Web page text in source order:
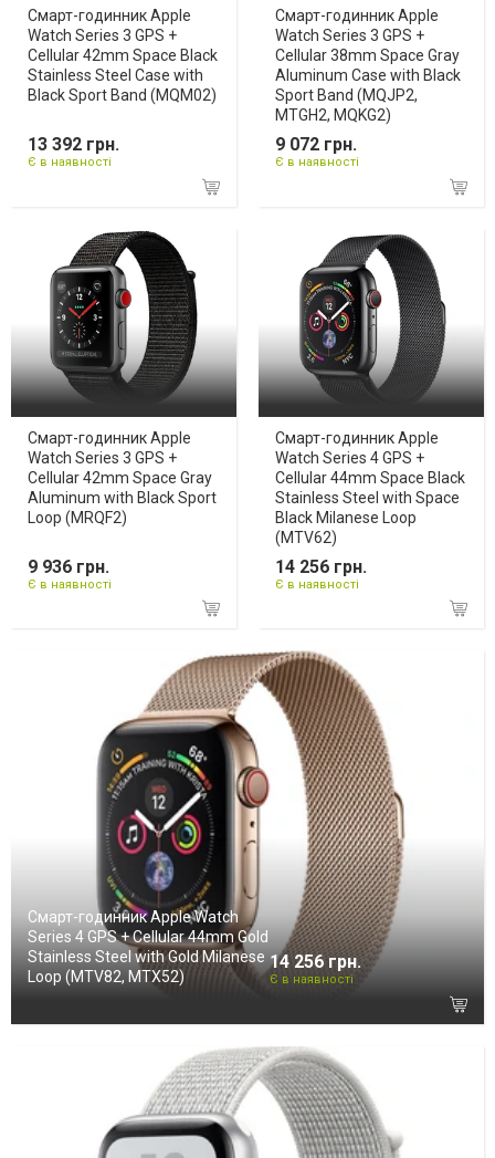
Смарт-годинник Apple
Watch Series 3 GPS +
Cellular 42mm Space Black
Stainless Steel Case with
Black Sport Band (MQM02)
13 392 грн.
Є в наявності
Смарт-годинник Apple
Watch Series 3 GPS +
Cellular 38mm Space Gray
Aluminum Case with Black
Sport Band (MQJP2,
MTGH2, MQKG2)
9 072 грн.
Є в наявності
Смарт-годинник Apple
Watch Series 3 GPS +
Cellular 42mm Space Gray
Aluminum with Black Sport
Loop (MRQF2)
9 936 грн.
Є в наявності
Смарт-годинник Apple
Watch Series 4 GPS +
Cellular 44mm Space Black
Stainless Steel with Space
Black Milanese Loop
(MTV62)
14 256 грн.
Є в наявності
Смарт-годинник Apple Watch
Series 4 GPS + Cellular 44mm Gold
Stainless Steel with Gold Milanese
Loop (MTV82, MTX52)
14 256 грн.
Є в наявності